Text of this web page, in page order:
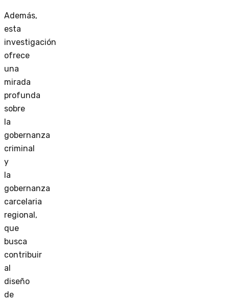
Además,
esta
investigación
ofrece
una
mirada
profunda
sobre
la
gobernanza
criminal
y
la
gobernanza
carcelaria
regional,
que
busca
contribuir
al
diseño
de